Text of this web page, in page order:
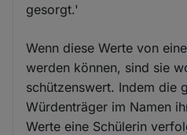
gesorgt.'
Wenn diese Werte von
werden können, sind sie
schützenswert. Indem die
Würdenträger im Namen
Werte eine Schülerin